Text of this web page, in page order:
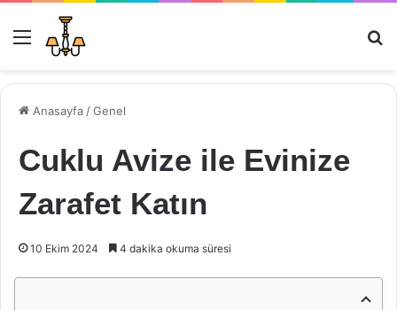
Menü
Anasayfa /Genel
Cuklu Avize ile Evinize
Zarafet Katın
10 Ekim 2024 4 dakika okuma süresi